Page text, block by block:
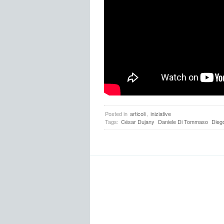
Posted in articoli
iniziative
Tags: César Dujany Daniele Di Tommaso